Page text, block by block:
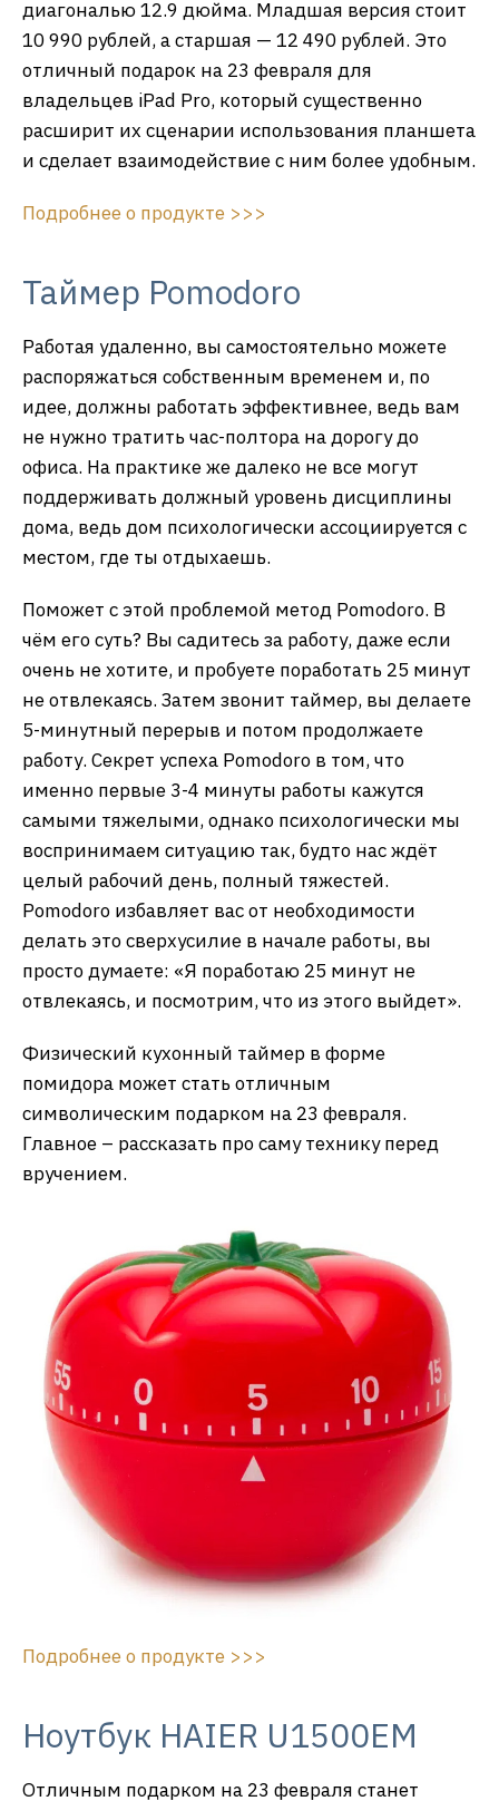
диагональю 12.9 дюйма. Младшая версия стоит
10 990 рублей, а старшая — 12 490 рублей. Это
отличный подарок на 23 февраля для
владельцев iPad Pro, который существенно
расширит их сценарии использования планшета
и сделает взаимодействие с ним более удобным.
Подробнее о продукте >>>
Таймер Pomodoro
Работая удаленно, вы самостоятельно можете
распоряжаться собственным временем и, по
идее, должны работать эффективнее, ведь вам
не нужно тратить час-полтора на дорогу до
офиса. На практике же далеко не все могут
поддерживать должный уровень дисциплины
дома, ведь дом психологически ассоциируется с
местом, где ты отдыхаешь.
Поможет с этой проблемой метод Pomodoro. В
чём его суть? Вы садитесь за работу, даже если
очень не хотите, и пробуете поработать 25 минут
не отвлекаясь. Затем звонит таймер, вы делаете
5-минутный перерыв и потом продолжаете
работу. Секрет успеха Pomodoro в том, что
именно первые 3-4 минуты работы кажутся
самыми тяжелыми, однако психологически мы
воспринимаем ситуацию так, будто нас ждёт
целый рабочий день, полный тяжестей.
Pomodoro избавляет вас от необходимости
делать это сверхусилие в начале работы, вы
просто думаете: «Я поработаю 25 минут не
отвлекаясь, и посмотрим, что из этого выйдет».
Физический кухонный таймер в форме
помидора может стать отличным
символическим подарком на 23 февраля.
Главное – рассказать про саму технику перед
вручением.
Подробнее о продукте >>>
Ноутбук HAIER U1500EM
Отличным подарком на 23 февраля станет